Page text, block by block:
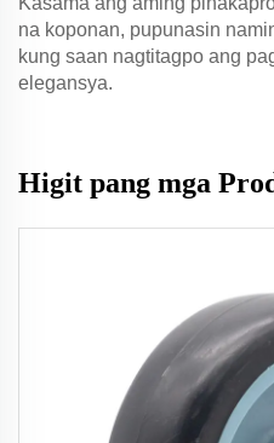
na koponan, pupunasin
kung saan nagtitagpo ang
elegansya.
Higit pang mga